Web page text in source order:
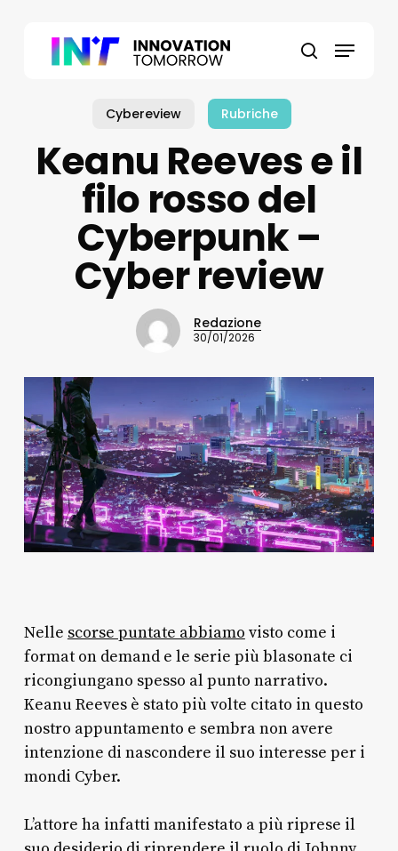
search
Menu
Cybereview Rubriche
Keanu Reeves e il
filo rosso del
Cyberpunk –
Cyber review
Redazione
30/01/2026
Nelle scorse puntate abbiamo visto come i
format on demand e le serie più blasonate ci
ricongiungano spesso al punto narrativo.
Keanu Reeves è stato più volte citato in questo
nostro appuntamento e sembra non avere
intenzione di nascondere il suo interesse per i
mondi Cyber.
L’attore ha infatti manifestato a più riprese il